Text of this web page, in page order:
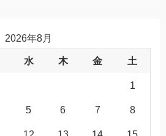
2026年8月
水 木 金 土
1
5 6 7 8